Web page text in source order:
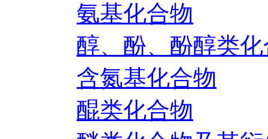
氨基化合物
醇、酚、酚醇类
含氮基化合物
醌类化合物